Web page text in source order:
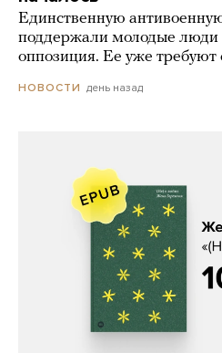
Единственную
поддержали молодые люди
оппозиция. Ее уже требуют
НОВОСТИ день назад
Женя Бережная,